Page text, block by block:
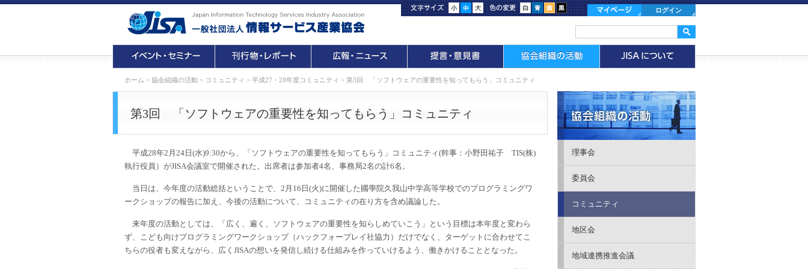
ログイン
ホーム > 協会組織の活動 > コミュニティ > 平成27・28年度コミュニティ > 第3回 「ソフトウェアの重要性を知ってもらう」コミュニティ
第3回 「ソフトウェアの重要性を知ってもらう」コミュニティ
平成28年2月24日(水)9:30から、「ソフトウェアの重要性を知ってもらう」コミュニティ(幹事：小野田祐子 TIS(株)
執行役員）がJISA会議室で開催された。出席者は参加者4名、事務局2名の計6名。
当日は、今年度の活動総括ということで、2月16日(火)に開催した國學院久我山中学高等学校でのプログラミングワ
ークショップの報告に加え、今後の活動について、コミュニティの在り方を含め議論した。
来年度の活動としては、「広く、遍く、ソフトウェアの重要性を知らしめていこう」という目標は本年度と変わら
ず、こども向けプログラミングワークショップ（ハックフォープレイ社協力）だけでなく、ターゲットに合わせてこ
ちらの役者も変えながら、広くJISAの想いを発信し続ける仕組みを作っていけるよう、働きかけることとなった。
理事会
委員会
コミュニティ
地区会
地域連携推進会議